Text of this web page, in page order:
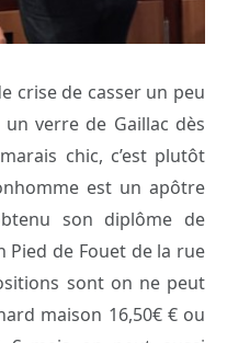
crise de casser un peu
verre de Gaillac dès
chic, c’est plutôt
est un apôtre
son diplôme de
de Fouet de la rue
sont on ne peut
maison 16,50€ € ou